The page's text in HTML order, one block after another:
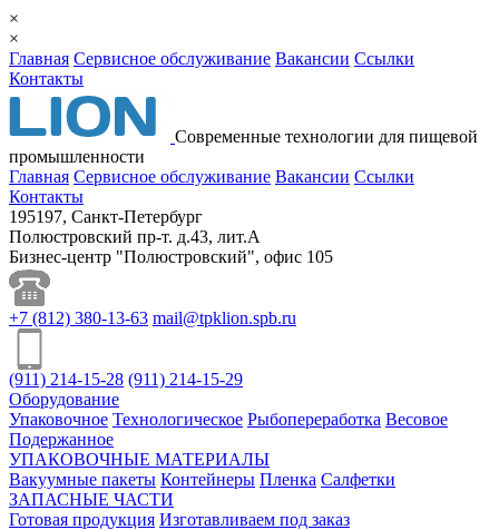
×
×
Главная Сервисное обслуживание Вакансии Ссылки
Контакты
Cовременные технологии для пищевой
промышленности
Главная Сервисное обслуживание Вакансии Ссылки
Контакты
195197, Санкт-Петербург
Полюстровский пр-т. д.43, лит.А
Бизнес-центр "Полюстровский", офис 105
+7 (812) 380-13-63 mail@tpklion.spb.ru
(911) 214-15-28 (911) 214-15-29
Оборудование
Упаковочное Технологическое Рыбопереработка Весовое
Подержанное
УПАКОВОЧНЫЕ МАТЕРИАЛЫ
Вакуумные пакеты Контейнеры Пленка Салфетки
ЗАПАСНЫЕ ЧАСТИ
Готовая продукция Изготавливаем под заказ